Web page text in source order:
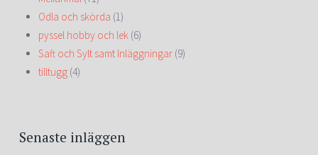
Odla och skörda (1)
pyssel hobby och lek (6)
Saft och Sylt samt Inläggningar (9)
tilltugg (4)
Senaste inläggen